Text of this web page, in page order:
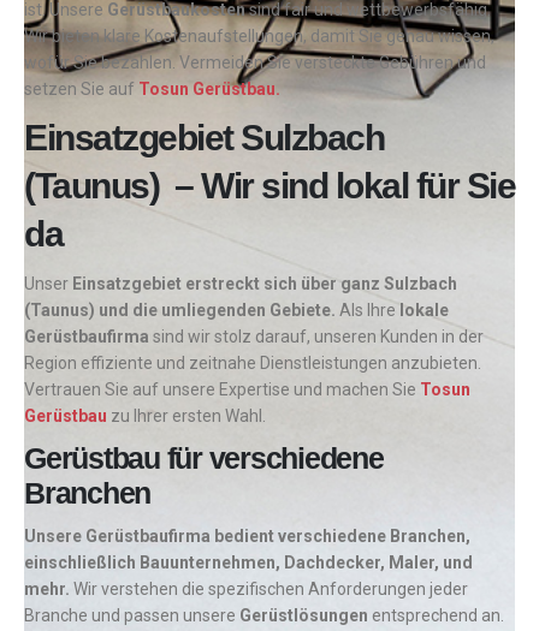
ist. Unsere Gerüstbaukostensind fair und wettbewerbsfähig.
Wir bieten klare Kostenaufstellungen, damit Sie genau wissen,
wofür Sie bezahlen. Vermeiden Sie versteckte Gebühren und
setzen Sie auf Tosun Gerüstbau.
Einsatzgebiet Sulzbach
(Taunus) – Wir sind lokal für Sie
da
Unser Einsatzgebiet erstreckt sich über ganz Sulzbach
(Taunus) und die umliegenden Gebiete. Als Ihre lokale
Gerüstbaufirma sind wir stolz darauf, unseren Kunden in der
Region effiziente und zeitnahe Dienstleistungen anzubieten.
Vertrauen Sie auf unsere Expertise und machen Sie Tosun
Gerüstbau zu Ihrer ersten Wahl.
Gerüstbau für verschiedene
Branchen
Unsere Gerüstbaufirma bedient verschiedene Branchen,
einschließlich Bauunternehmen, Dachdecker, Maler, und
mehr. Wir verstehen die spezifischen Anforderungen jeder
Branche und passen unsere Gerüstlösungen entsprechend an.